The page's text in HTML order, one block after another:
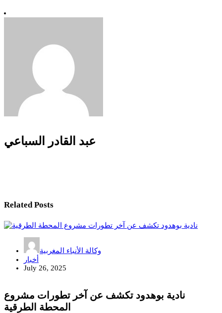
عبد القادر السباعي
Related Posts
وكالة الأنباء المغربية
أخبار
July 26, 2025
نادية بوهدود تكشف عن آخر تطورات مشروع
المحطة الطرقية